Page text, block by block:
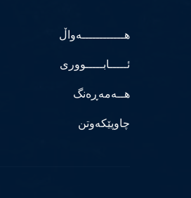
هــــــــــــەواڵ
ئـــــابـــــووری
هــەمەڕەنگ
چاوپێکەوتن